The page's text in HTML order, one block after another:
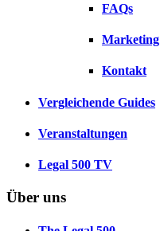
FAQs
Marketing
Kontakt
Vergleichende Guides
Veranstaltungen
Legal 500 TV
Über uns